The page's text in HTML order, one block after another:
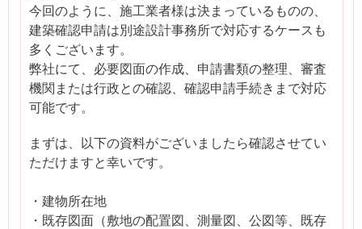
今回のように、施工業者様は決まっているものの、
建築確認申請は別途設計事務所で対応するケースも
多くございます。
弊社にて、必要図面の作成、申請書類の整理、審査
機関または行政との確認、確認申請手続きまで対応
可能です。
まずは、以下の資料がございましたら確認させてい
ただけますと幸いです。
・建物所在地
・既存図面（敷地の配置図、測量図、公図等、既存